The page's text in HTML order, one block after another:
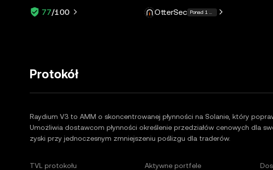
77/100 OtterSec Ponad 1 więcej
Protokół
Raydium V3 to AMM o skoncentrowanej płynności na Solanie, który
Umożliwia dostawcom płynności określenie przedziałów cenowych dla
zyski przy jednoczesnym zmniejszeniu poślizgu dla traderów.
TVL protokołu Aktywne portfele